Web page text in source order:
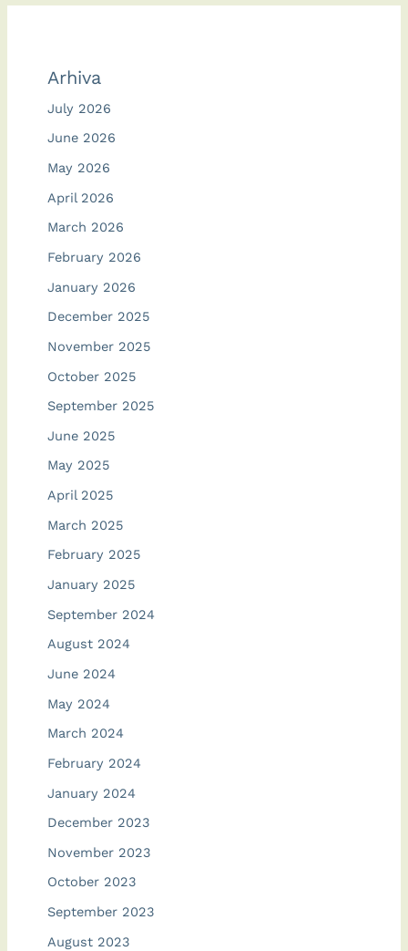
Arhiva
July 2026
June 2026
May 2026
April 2026
March 2026
February 2026
January 2026
December 2025
November 2025
October 2025
September 2025
June 2025
May 2025
April 2025
March 2025
February 2025
January 2025
September 2024
August 2024
June 2024
May 2024
March 2024
February 2024
January 2024
December 2023
November 2023
October 2023
September 2023
August 2023